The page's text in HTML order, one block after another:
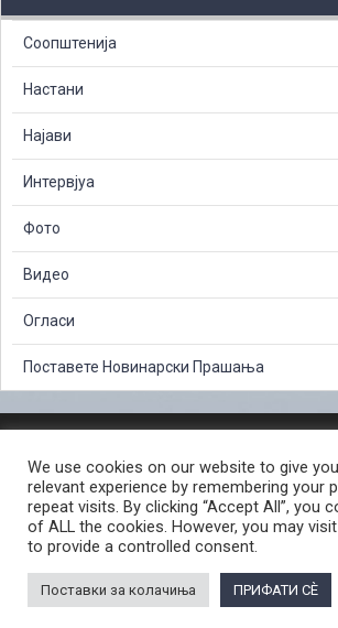
Соопштенија
Настани
Најави
Интервјуа
Фото
Видео
Огласи
Поставете Новинарски Прашања
СЛОБОДЕН ПРИСТАП ДО ИНФОРМАЦИИ ОД
ПОСТАПКА ЗА ПРИЈАВА НА КРИВИЧНО ДЕЛО
ПОЛИТИКА ЗА ПРИВАТНОСТ ВЕБ
© 2026 ЈАВНО ОБВИНИТЕЛСТВО НА РЕПУБЛИКА
We use cookies on our website to give
relevant experience by remembering your
repeat visits. By clicking “Accept All”, you
of ALL the cookies. However, you may
to provide a controlled consent.
Поставки за колачиња ПРИФАТИ СÈ